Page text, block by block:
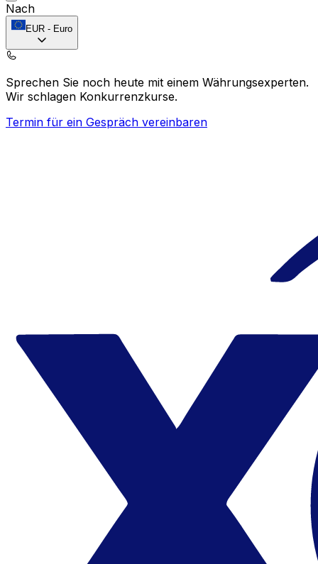
Nach
EUR - Euro
Sprechen Sie noch heute mit einem Währungsexperten.
Wir schlagen Konkurrenzkurse.
Termin für ein Gespräch vereinbaren